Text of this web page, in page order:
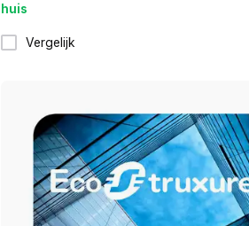
huis
Vergelijk